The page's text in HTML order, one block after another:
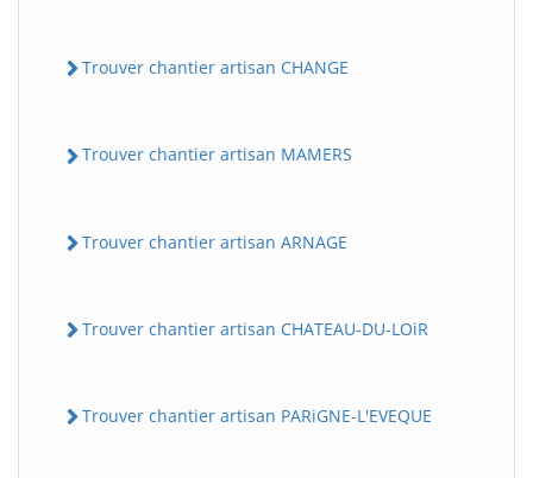
Trouver chantier artisan CHANGE
Trouver chantier artisan MAMERS
Trouver chantier artisan ARNAGE
Trouver chantier artisan CHATEAU-DU-LOiR
Trouver chantier artisan PARiGNE-L'EVEQUE